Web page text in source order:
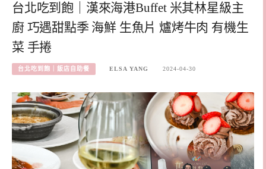
台北吃到飽｜漢來海港Buffet 米其林星級主
廚 巧遇甜點季 海鮮 生魚片 爐烤牛肉 有機生
菜 手捲
台北吃到飽｜飯店自助餐 ELSA YANG 2024-04-30